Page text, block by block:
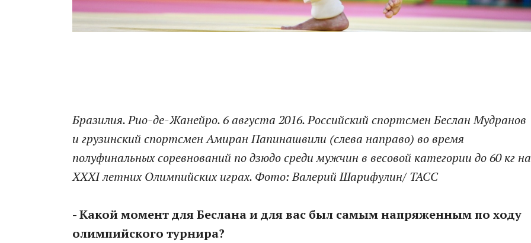
Бразилия. Рио-де-Жанейро. 6 августа 2016. Российский спортсмен Беслан Мудранов
и грузинский спортсмен Амиран Папинашвили (слева направо) во время
полуфинальных соревнований по дзюдо среди мужчин в весовой категории до 60 кг на
XXXI летних Олимпийских играх. Фото: Валерий Шарифулин/ ТАСС
- Какой момент для Беслана и для вас был самым напряженным по ходу
олимпийского турнира?